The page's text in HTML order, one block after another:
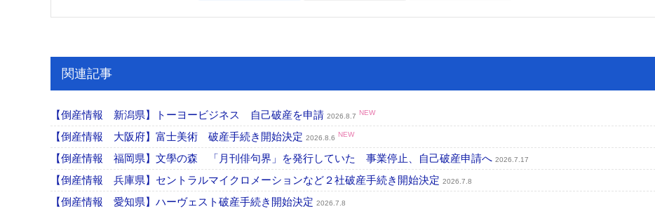
関連記事
【倒産情報 新潟県】トーヨービジネス 自己破産を申請 2026.8.7 NEW
【倒産情報 大阪府】富士美術 破産手続き開始決定 2026.8.6 NEW
【倒産情報 福岡県】文學の森 「月刊俳句界」を発行していた 事業停止、自己破産申請へ 2026.7.17
【倒産情報 兵庫県】セントラルマイクロメーションなど２社破産手続き開始決定 2026.7.8
【倒産情報 愛知県】ハーヴェスト破産手続き開始決定 2026.7.8